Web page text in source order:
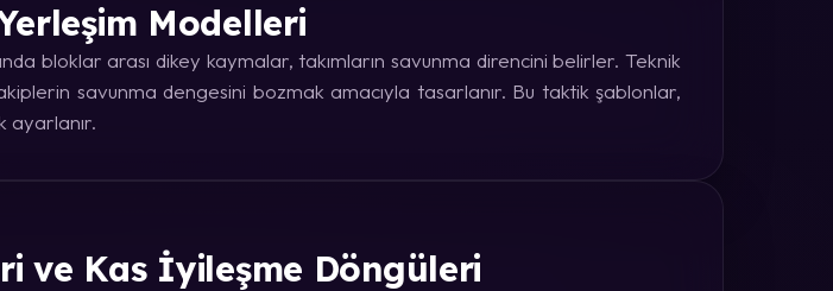
Modelleri
bloklar arası dikey kaymalar, takımların savunma direncini belirler. Teknik
savunma dengesini bozmak amacıyla tasarlanır. Bu taktik şablonlar,
ayarlanır.
ve Kas İyileşme Döngüleri